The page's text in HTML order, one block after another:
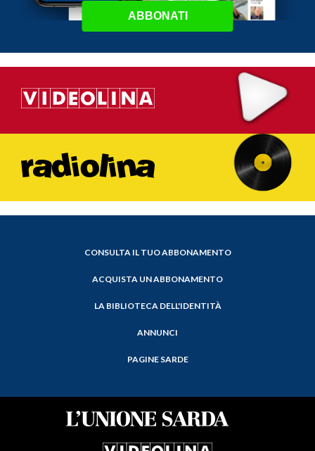
ABBONATI
CONSULTA IL TUO ABBONAMENTO
ACQUISTA UN ABBONAMENTO
LA BIBLIOTECA DELL'IDENTITÀ
ANNUNCI
PAGINE SARDE